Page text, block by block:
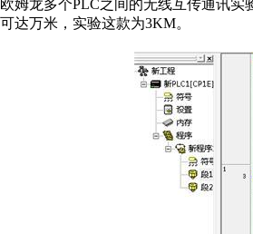
欧姆龙多个PLC之间的无线互传通讯实
可达万米，实验这款为3KM。